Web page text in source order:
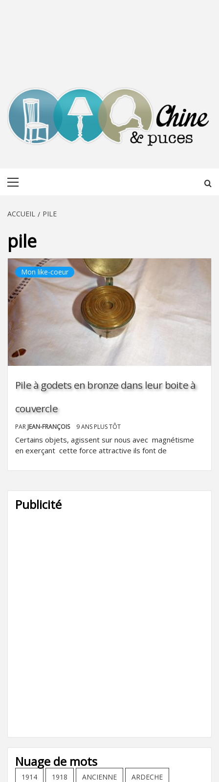
ACCUEIL PILE
pile
Mon like-coeur
Pile à godets en bronze dans leur boite à
couvercle
PAR JEAN-FRANÇOIS 9 ANS PLUS TÔT
Certains objets, agissent sur nous avec magnétisme
en exerçant cette force attractive ils font de
Publicité
Nuage de mots
1914 1918 ANCIENNE ARDECHE